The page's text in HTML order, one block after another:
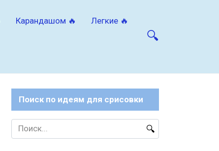
Карандашом 🔥 Легкие 🔥
Поиск по идеям для срисовки
Search
for: